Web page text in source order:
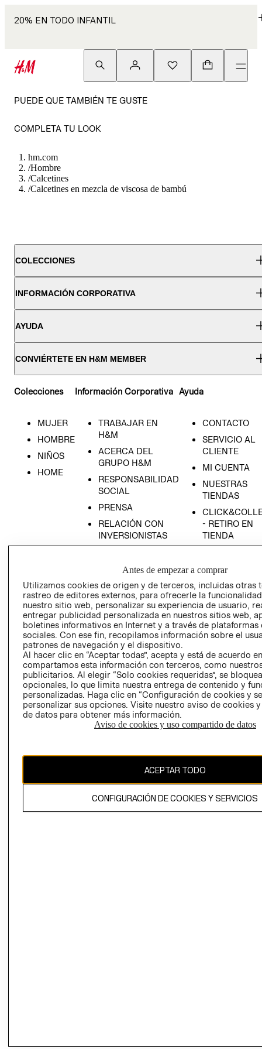
20% EN TODO INFANTIL
PUEDE QUE TAMBIÉN TE GUSTE
COMPLETA TU LOOK
hm.com
/Hombre
/Calcetines
/Calcetines en mezcla de viscosa de bambú
COLECCIONES
INFORMACIÓN CORPORATIVA
AYUDA
CONVIÉRTETE EN H&M MEMBER
Colecciones
MUJER
HOMBRE
NIÑOS
HOME
Información Corporativa
TRABAJAR EN
H&M
ACERCA DEL
GRUPO H&M
RESPONSABILIDAD
SOCIAL
PRENSA
RELACIÓN CON
INVERSIONISTAS
Ayuda
CONTACTO
SERVICIO AL
CLIENTE
MI CUENTA
NUESTRAS
TIENDAS
- RETIRO EN
TIENDA
AVISO DE
PRIVACIDAD
GIFT CARD
AVISO DE
COOKIES
Chile ($)
propiedad de H&M Hennes & Mauritz AB.
Antes de empezar a comprar
Utilizamos cookies de origen y de terceros, incluidas otras
rastreo de editores externos, para ofrecerle la
nuestro sitio web, personalizar su experiencia de usuario,
entregar publicidad personalizada en nuestros sitios web,
boletines informativos en Internet y a través de plataformas
sociales. Con ese fin, recopilamos información sobre el
patrones de navegación y el dispositivo.
Al hacer clic en “Aceptar todas”, acepta y está de acuerdo
compartamos esta información con terceros, como
publicitarios. Al elegir “Solo cookies requeridas”, se
opcionales, lo que limita nuestra entrega de contenido y
personalizadas. Haga clic en “Configuración de cookies y
personalizar sus opciones. Visite nuestro aviso de cookies
de datos para obtener más información.
Aviso de cookies y uso compartido de datos
ACEPTAR TODO
CONFIGURACIÓN DE COOKIES Y SERVICIOS